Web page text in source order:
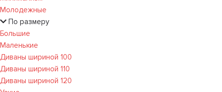
Молодежные
По размеру
Большие
Маленькие
Диваны шириной 100
Диваны шириной 110
Диваны шириной 120